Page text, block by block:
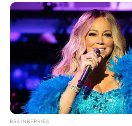
Lage des Liliensteins:
Hier kann die Route zu diesem
werden, auch vomaktuellen
bieten wir die GPS-Daten als
im GPX-Formatan, für den Import
und in Google Earth. Die GPS-
50.9344 und Longitude = 14.0828.
Der Lilienstein auf der Landkarte
Unterhalb des Liliensteins
BRAINBERRIES